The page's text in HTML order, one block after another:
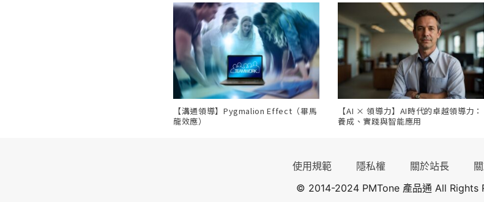
【溝通領導】Pygmalion Effect（畢馬
龍效應）
【AI × 領導力】AI時代的卓越領導力：
養成、實踐與智能應用
使用規範 隱私權 關於站長
© 2014-2024 PMTone 產品通 All Rights